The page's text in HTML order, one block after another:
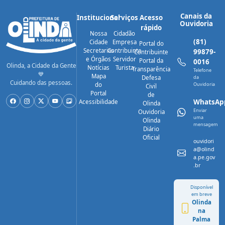
Olinda, a Cidade da Gente
💙
Cuidando das pessoas.
Institucional
Nossa
Cidade
Secretarias
e Órgãos
Notícias
Mapa
do
Portal
Acessibilidade
Serviços
Cidadão
Empresa
Contribuinte
Servidor
Turista
Acesso
rápido
Portal do
Contribuinte
Portal da
Transparência
Defesa
Civil
de
Olinda
Ouvidoria
Olinda
Diário
Oficial
Canais da
Ouvidoria
(81)
99879-
0016
Telefone
da
Ouvidoria
Enviar
uma
mensagem
ouvidori
a@olind
a.pe.gov
.br
Disponível
em breve
Olinda
na
Palma